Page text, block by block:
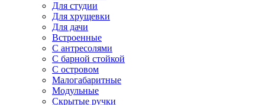
Для студии
Для хрущевки
Для дачи
Встроенные
С антресолями
С барной стойкой
С островом
Малогабаритные
Модульные
Скрытые ручки